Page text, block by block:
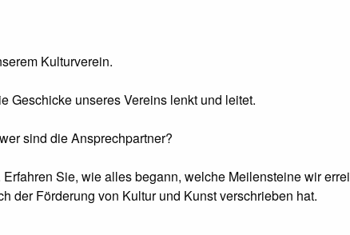
Kulturverein.
Geschicke unseres Vereins lenkt und leitet.
sind die Ansprechpartner?
Sie, wie alles begann, welche Meilensteine wir
der Förderung von Kultur und Kunst verschrieben hat.